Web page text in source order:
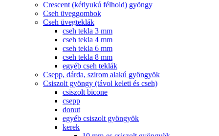
Crescent (kétlyukú félhold) gyöngy
Cseh üveggombok
Cseh üvegteklák
cseh tekla 3 mm
cseh tekla 4 mm
cseh tekla 6 mm
cseh tekla 8 mm
egyéb cseh teklák
Csepp, dárda, szirom alakú gyöngyök
Csiszolt gyöngy (távol keleti és cseh)
csiszolt bicone
csepp
donut
egyéb csiszolt gyöngyök
kerek